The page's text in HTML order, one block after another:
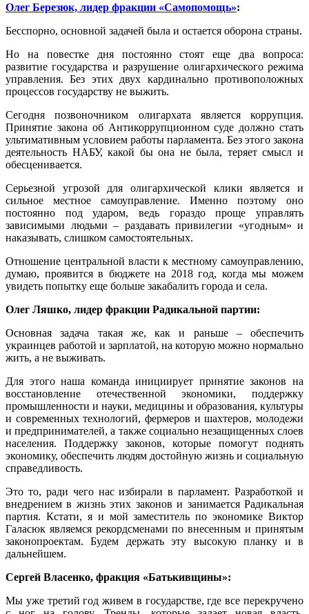
Олег Березюк, лидер фракции «Самопомощь»:
Бесспорно, основной задачей была и остается оборона страны.
Но на повестке дня постоянно стоят еще два вопроса:
развитие государства и разрушение олигархического режима
управления. Без этих двух кардинально противоположных
процессов государству не выжить.
Сегодня позвоночником олигархата является коррупция.
Принятие закона об Антикоррупционном суде должно стать
ультимативным условием работы парламента. Без этого закона
деятельность НАБУ, какой бы она не была, теряет смысл и
обесценивается.
Серьезной угрозой для олигархической клики является и
сильное местное самоуправление. Именно поэтому оно
постоянно под ударом, ведь гораздо проще управлять
зависимыми людьми – раздавать привилегии «угодным» и
наказывать, слишком самостоятельных.
Отношение центральной власти к местному самоуправлению,
думаю, проявится в бюджете на 2018 год, когда мы можем
увидеть попытку еще больше закабалить города и села.
Олег Ляшко, лидер фракции Радикальной партии:
Основная задача такая же, как и раньше – обеспечить
украинцев работой и зарплатой, на которую можно нормально
жить, а не выживать.
Для этого наша команда инициирует принятие законов на
восстановление отечественной экономики, поддержку
промышленности и науки, медицины и образования, культуры
и современных технологий, фермеров и шахтеров, молодежи
и предпринимателей, а также социально незащищенных слоев
населения. Поддержку законов, которые помогут поднять
экономику, обеспечить людям достойную жизнь и социальную
справедливость.
Это то, ради чего нас избирали в парламент. Разработкой и
внедрением в жизнь этих законов и занимается Радикальная
партия. Кстати, я и мой заместитель по экономике Виктор
Галасюк являемся рекордсменами по внесенным и принятым
законопроектам. Будем держать эту высокую планку и в
дальнейшем.
Сергей Власенко, фракция «Батькивщины»:
Мы уже третий год живем в государстве, где все перекручено